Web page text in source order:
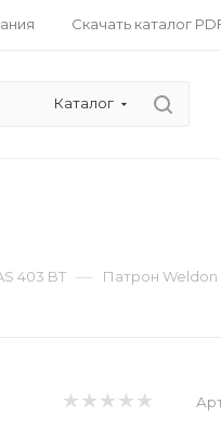
Скачать каталог
Каталог
403 BT — Патрон Weldon